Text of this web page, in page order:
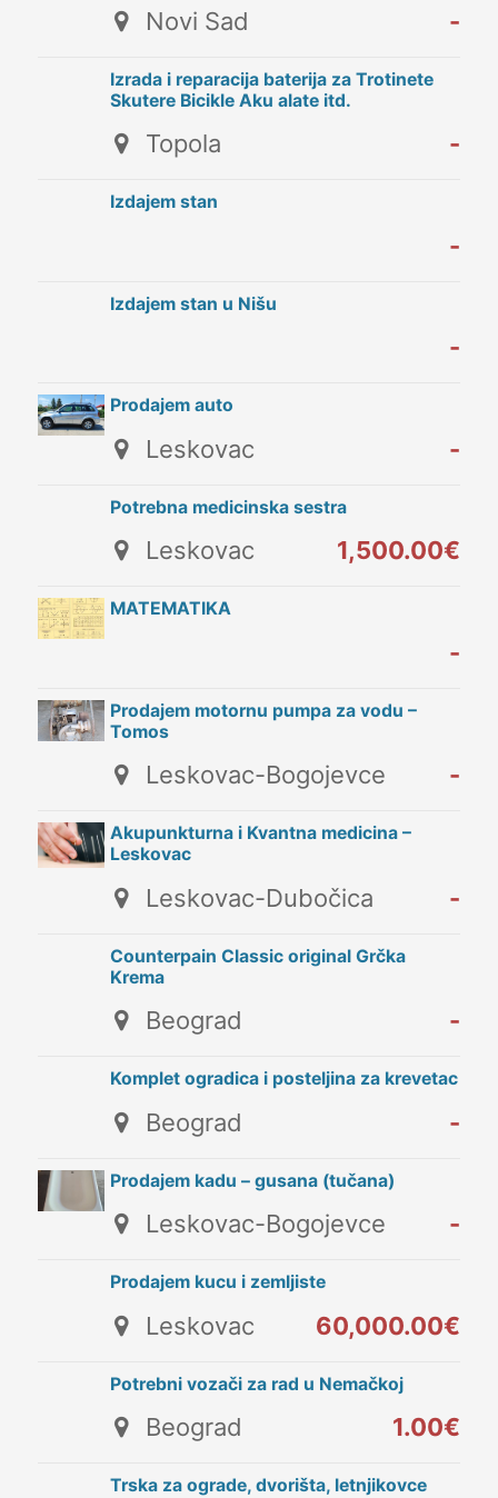
Novi Sad -
Izrada i reparacija baterija za Trotinete
Skutere Bicikle Aku alate itd.
Topola -
Izdajem stan
-
Izdajem stan u Nišu
-
Prodajem auto
Leskovac -
Potrebna medicinska sestra
Leskovac 1,500.00€
MATEMATIKA
-
Prodajem motornu pumpa za vodu –
Tomos
Leskovac-Bogojevce -
Akupunkturna i Kvantna medicina –
Leskovac
Leskovac-Dubočica -
Counterpain Classic original Grčka
Krema
Beograd -
Komplet ogradica i posteljina za krevetac
Beograd -
Prodajem kadu – gusana (tučana)
Leskovac-Bogojevce -
Prodajem kucu i zemljiste
Leskovac 60,000.00€
Potrebni vozači za rad u Nemačkoj
Beograd 1.00€
Trska za ograde, dvorišta, letnjikovce